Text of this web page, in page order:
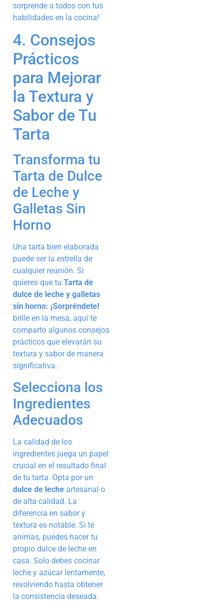
sorprende a todos con tus
habilidades en la cocina!
4. Consejos
Prácticos
para Mejorar
la Textura y
Sabor de Tu
Tarta
Transforma tu
Tarta de Dulce
de Leche y
Galletas Sin
Horno
Una tarta bien elaborada
puede ser la estrella de
cualquier reunión. Si
quieres que tu Tarta de
dulce de leche y galletas
sin horno: ¡Sorpréndete!
brille en la mesa, aquí te
comparto algunos consejos
prácticos que elevarán su
textura y sabor de manera
significativa.
Selecciona los
Ingredientes
Adecuados
La calidad de los
ingredientes juega un papel
crucial en el resultado final
de tu tarta. Opta por un
dulce de leche artesanal o
de alta calidad. La
diferencia en sabor y
textura es notable. Si te
animas, puedes hacer tu
propio dulce de leche en
casa. Solo debes cocinar
leche y azúcar lentamente,
revolviendo hasta obtener
la consistencia deseada.